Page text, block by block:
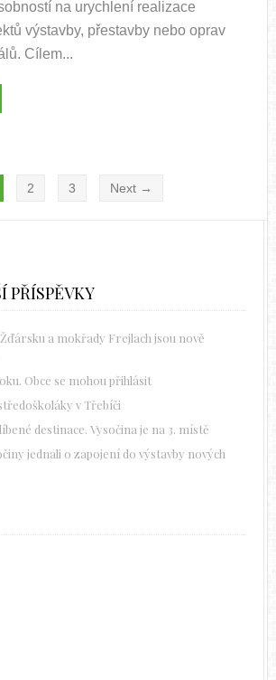
na urychlení realizace
výstavby, přestavby nebo oprav
Cílem...
2 3 Next →
PŘÍSPĚVKY
a mokřady Frejlach jsou nově
Obce se mohou přihlásit
v Třebíči
destinace. Vysočina je na 3. místě
jednali o zapojení do výstavby nových